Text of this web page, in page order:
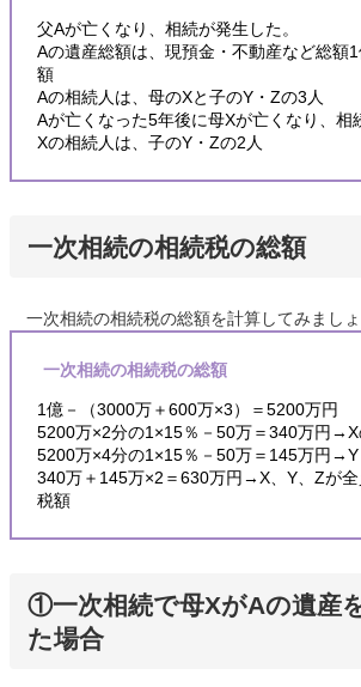
父Aが亡くなり、相続が発生した。
Aの遺産総額は、現預金・不動産など総額
額
Aの相続人は、母のXと子のY・Zの3人
Aが亡くなった5年後に母Xが亡くなり、相
Xの相続人は、子のY・Zの2人
一次相続の相続税の総額
一次相続の相続税の総額を計算してみましょ
一次相続の相続税の総額
1億－（3000万＋600万×3）＝5200万円
5200万×2分の1×15％－50万＝340万円
5200万×4分の1×15％－50万＝145万円
340万＋145万×2＝630万円→X、Y、Zが
税額
①一次相続で母XがAの遺産
た場合